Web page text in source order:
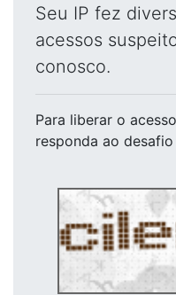
Seu IP fez
acessos
conosco.
Para liberar o acesso
responda ao